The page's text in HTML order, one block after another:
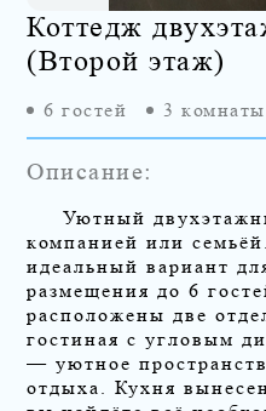
Коттедж
(Второй этаж)
6 гостей 3 комнаты
Описание:
Уютный
компанией или
идеальный вариант
размещения до 6
расположены две
гостиная с угловым
— уютное
отдыха. Кухня